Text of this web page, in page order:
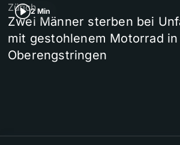
2 Min
Zürich
Zwei Männer sterben bei
mit gestohlenem Motorrad in
Oberengstringen